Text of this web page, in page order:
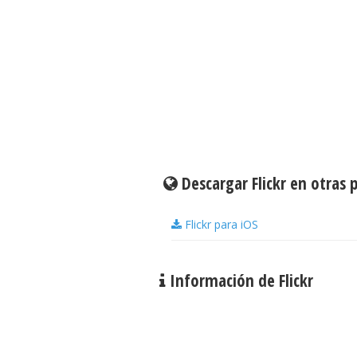
Descargar Flickr en otras
Flickr para iOS
Información de Flickr